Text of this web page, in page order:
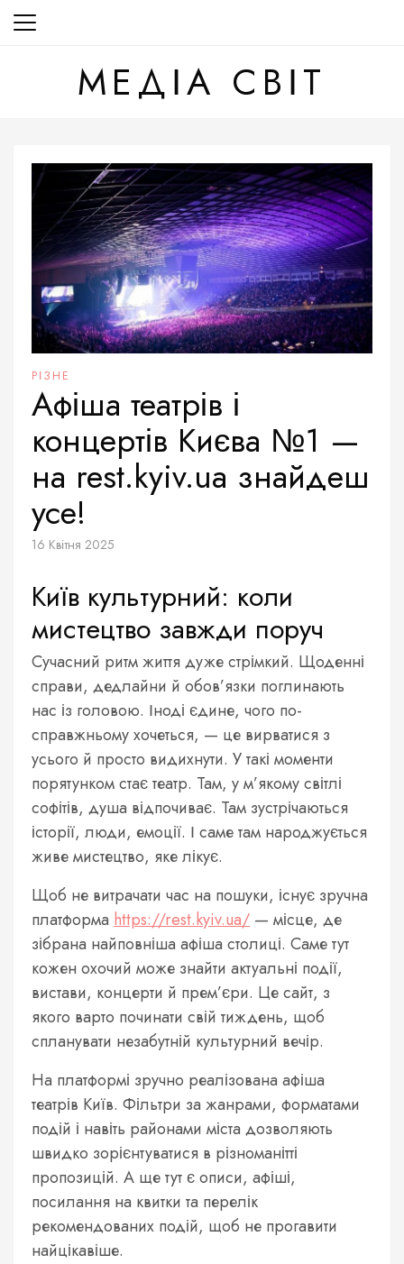
Перейти
до
МЕДІА СВІТ
РІЗНЕ
Афіша театрів і
концертів Києва №1 —
на rest.kyiv.ua знайдеш
усе!
16 Квітня 2025
Київ культурний: коли
мистецтво завжди поруч
Сучасний ритм життя дуже стрімкий. Щоденні
справи, дедлайни й обов’язки поглинають
нас із головою. Іноді єдине, чого по-
справжньому хочеться, — це вирватися з
усього й просто видихнути. У такі моменти
порятунком стає театр. Там, у м’якому світлі
софітів, душа відпочиває. Там зустрічаються
історії, люди, емоції. І саме там народжується
живе мистецтво, яке лікує.
Щоб не витрачати час на пошуки, існує зручна
платформа https://rest.kyiv.ua/ — місце, де
зібрана найповніша афіша столиці. Саме тут
кожен охочий може знайти актуальні події,
вистави, концерти й прем’єри. Це сайт, з
якого варто починати свій тиждень, щоб
спланувати незабутній культурний вечір.
На платформі зручно реалізована афіша
театрів Київ. Фільтри за жанрами, форматами
подій і навіть районами міста дозволяють
швидко зорієнтуватися в різноманітті
пропозицій. А ще тут є описи, афіші,
посилання на квитки та перелік
рекомендованих подій, щоб не прогавити
найцікавіше.